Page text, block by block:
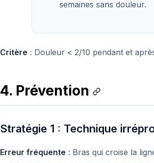
semaines sans douleur.
Critère : Douleur < 2/10 pendant et
4. Prévention
Stratégie 1 : Technique
Erreur fréquente : Bras qui croise la